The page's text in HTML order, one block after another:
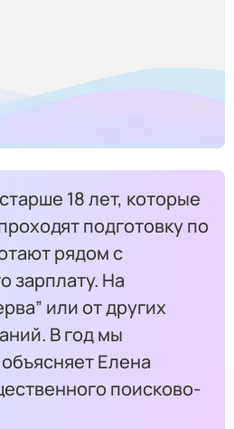
18 лет, которые
подготовку по
рядом с
зарплату. На
или от других
В год мы
Елена
поисково-